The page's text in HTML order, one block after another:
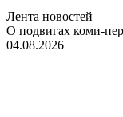
Лента новостей
О подвигах коми-
04.08.2026